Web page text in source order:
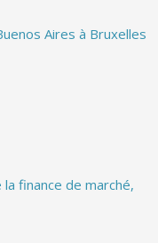
Aires à Bruxelles
finance de marché,